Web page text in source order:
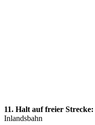
11. Halt auf freier Strecke:
Inlandsbahn